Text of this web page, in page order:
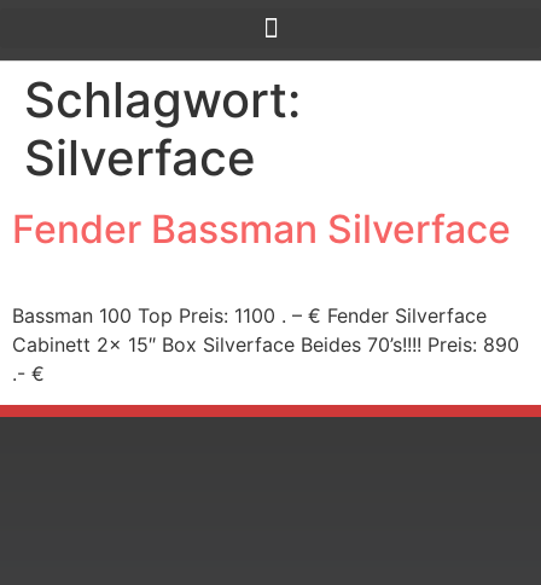
Schlagwort:
Silverface
Fender Bassman Silverface
Bassman 100 Top Preis: 1100 . – € Fender Silverface
Cabinett 2× 15″ Box Silverface Beides 70’s!!!! Preis: 890
.- €